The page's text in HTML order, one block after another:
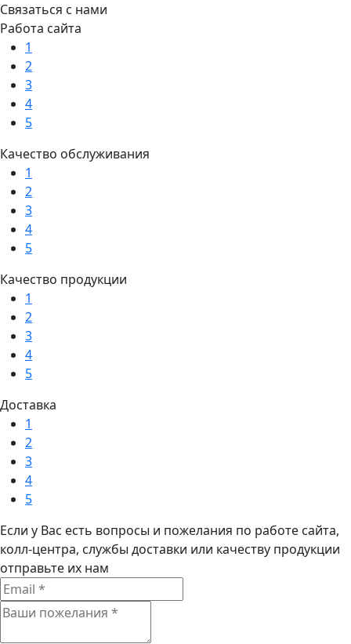
Связаться с нами
Работа сайта
1
2
3
4
5
Качество обслуживания
1
2
3
4
5
Качество продукции
1
2
3
4
5
Доставка
1
2
3
4
5
Если у Вас есть вопросы и пожелания по работе сайта,
колл-центра, службы доставки или качеству продукции
отправьте их нам